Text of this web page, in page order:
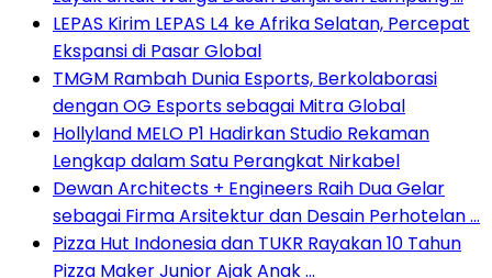
LEPAS Kirim LEPAS L4 ke Afrika Selatan, Percepat
Ekspansi di Pasar Global
TMGM Rambah Dunia Esports, Berkolaborasi
dengan OG Esports sebagai Mitra Global
Hollyland MELO P1 Hadirkan Studio Rekaman
Lengkap dalam Satu Perangkat Nirkabel
Dewan Architects + Engineers Raih Dua Gelar
sebagai Firma Arsitektur dan Desain Perhotelan …
Pizza Hut Indonesia dan TUKR Rayakan 10 Tahun
Pizza Maker Junior Ajak Anak …